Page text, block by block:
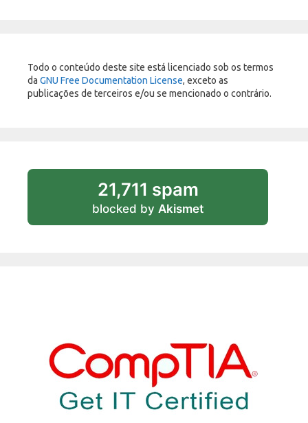
Todo o conteúdo deste site está licenciado sob os termos
da GNU Free Documentation License, exceto as
publicações de terceiros e/ou se mencionado o contrário.
21,711 spam
blocked by Akismet